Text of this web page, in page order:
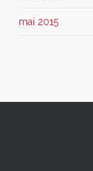
mai 2015